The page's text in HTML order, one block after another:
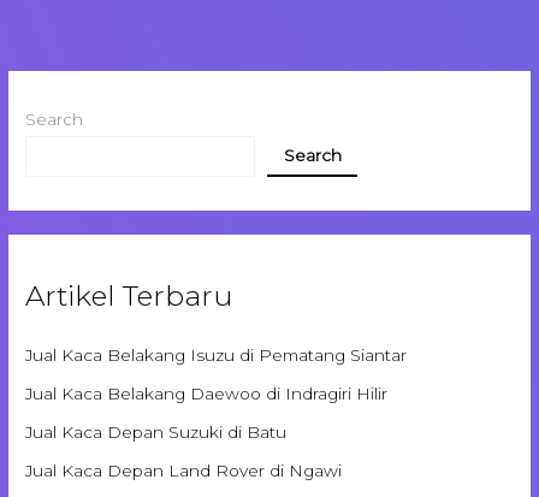
Search
Search
Artikel Terbaru
Jual Kaca Belakang Isuzu di Pematang Siantar
Jual Kaca Belakang Daewoo di Indragiri Hilir
Jual Kaca Depan Suzuki di Batu
Jual Kaca Depan Land Rover di Ngawi